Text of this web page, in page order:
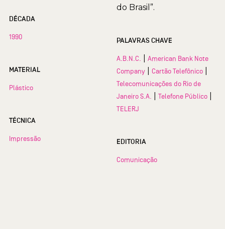
DÉCADA
1990
MATERIAL
Plástico
TÉCNICA
Impressão
do Brasil”.
PALAVRAS CHAVE
A.B.N.C.
American Bank Note
Company
Cartão Telefônico
Telecomunicações do Rio de
Janeiro S.A.
Telefone Público
TELERJ
EDITORIA
Comunicação